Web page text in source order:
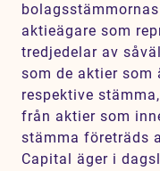
aktieägare som
tredjedelar av
som de aktier som
respektive
från aktier som
stämma företräds
Capital äger i